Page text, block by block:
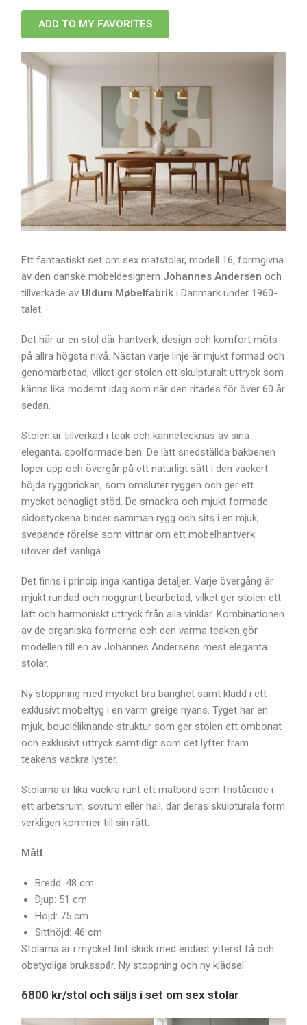
ADD TO MY FAVORITES
Ett fantastiskt set om sex matstolar, modell 16, formgivna
av den danske möbeldesignern Johannes Andersen och
tillverkade av Uldum Møbelfabrik i Danmark under 1960-
talet.
Det här är en stol där hantverk, design och komfort möts
på allra högsta nivå. Nästan varje linje är mjukt formad och
genomarbetad, vilket ger stolen ett skulpturalt uttryck som
känns lika modernt idag som när den ritades för över 60 år
sedan.
Stolen är tillverkad i teak och kännetecknas av sina
eleganta, spolformade ben. De lätt snedställda bakbenen
löper upp och övergår på ett naturligt sätt i den vackert
böjda ryggbrickan, som omsluter ryggen och ger ett
mycket behagligt stöd. De smäckra och mjukt formade
sidostyckena binder samman rygg och sits i en mjuk,
svepande rörelse som vittnar om ett möbelhantverk
utöver det vanliga.
Det finns i princip inga kantiga detaljer. Varje övergång är
mjukt rundad och noggrant bearbetad, vilket ger stolen ett
lätt och harmoniskt uttryck från alla vinklar. Kombinationen
av de organiska formerna och den varma teaken gör
modellen till en av Johannes Andersens mest eleganta
stolar.
Ny stoppning med mycket bra bärighet samt klädd i ett
exklusivt möbeltyg i en varm greige nyans. Tyget har en
mjuk, boucléliknande struktur som ger stolen ett ombonat
och exklusivt uttryck samtidigt som det lyfter fram
teakens vackra lyster.
Stolarna är lika vackra runt ett matbord som fristående i
ett arbetsrum, sovrum eller hall, där deras skulpturala form
verkligen kommer till sin rätt.
Mått
Bredd: 48 cm
Djup: 51 cm
Höjd: 75 cm
Sitthöjd: 46 cm
Stolarna är i mycket fint skick med endast ytterst få och
obetydliga bruksspår. Ny stoppning och ny klädsel.
6800 kr/stol och säljs i set om sex stolar